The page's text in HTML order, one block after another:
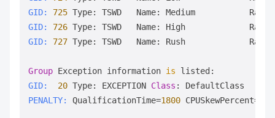
GID:
725 Type: TSWD   Name: Medium
GID:
726 Type: TSWD   Name: High
GID:
727 Type: TSWD   Name: Rush
Group Exception information is
GID:
20 Type: EXCEPTION Class
PENALTY:
QualificationTime=1800 CPUSkewPercent=